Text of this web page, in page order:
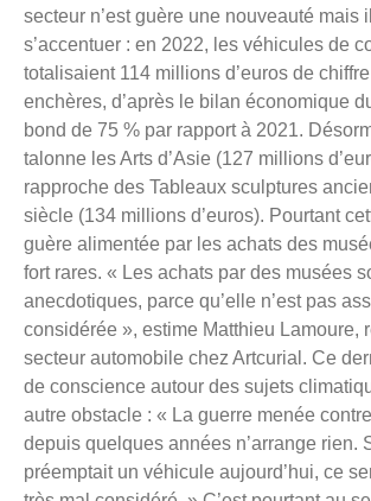
secteur n’est guère une nouveauté mais
s’accentuer : en 2022, les véhicules de
totalisaient 114 millions d’euros de
enchères, d’après le bilan économique
bond de 75 % par rapport à 2021.
talonne les Arts d’Asie (127 millions
rapproche des Tableaux sculptures
siècle (134 millions d’euros). Pourtant
guère alimentée par les achats des
fort rares. « Les achats par des musées
anecdotiques, parce qu’elle n’est pas
considérée », estime Matthieu Lamoure,
secteur automobile chez Artcurial. Ce
de conscience autour des sujets
autre obstacle : « La guerre menée
depuis quelques années n’arrange rien.
préemptait un véhicule aujourd’hui, ce